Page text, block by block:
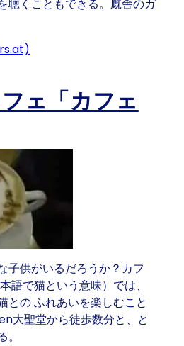
聴くこともできる。厩舎のガ
ェ「カフェ
子供がいるだろうか？ カフ
語で猫という意味）では、
とのふれあいを楽しむこと
大聖堂から徒歩数分と、と